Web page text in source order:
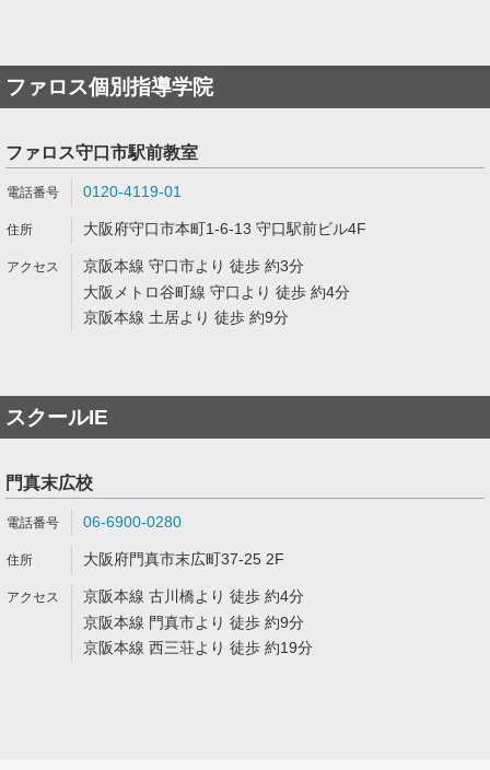
ファロス個別指導学院
ファロス守口市駅前教室
0120-4119-01
大阪府守口市本町1-6-13 守口駅前ビル4F
京阪本線 守口市より 徒歩 約3分
大阪メトロ谷町線 守口より 徒歩 約4分
京阪本線 土居より 徒歩 約9分
スクールIE
門真末広校
06-6900-0280
大阪府門真市末広町37-25 2F
京阪本線 古川橋より 徒歩 約4分
京阪本線 門真市より 徒歩 約9分
京阪本線 西三荘より 徒歩 約19分